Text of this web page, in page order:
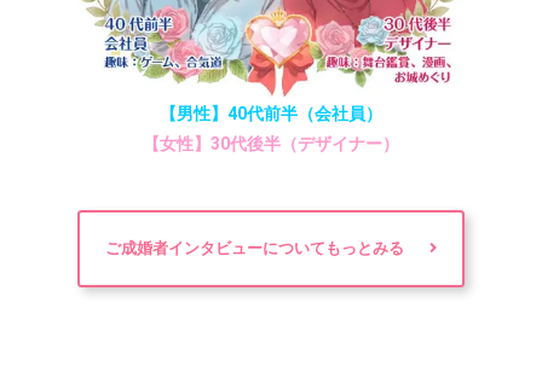
【男性】40代前半（会社員）
【女性】30代後半（デザイナー）
ご成婚者インタビューについてもっとみる